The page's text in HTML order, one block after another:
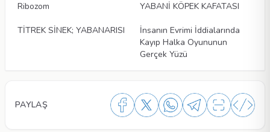
Ribozom YABANİ KÖPEK KAFATASI
TİTREK SİNEK; YABANARISI
İnsanın Evrimi İddialarında
Kayıp Halka Oyununun
Gerçek Yüzü
PAYLAŞ